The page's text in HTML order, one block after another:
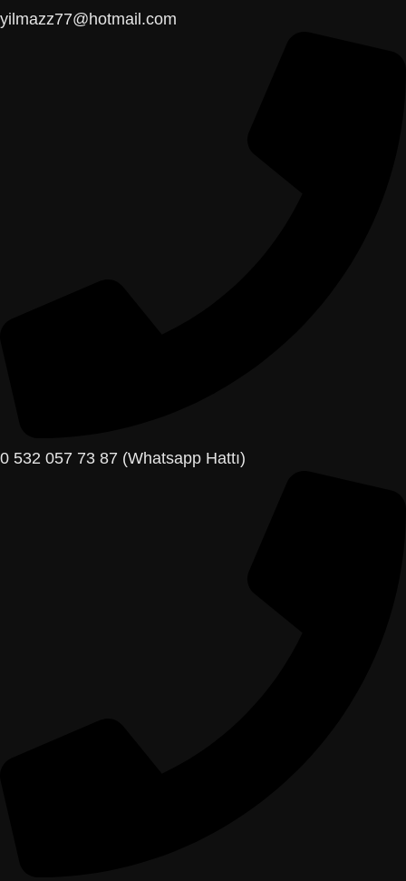
yilmazz77@hotmail.com
0 532 057 73 87 (Whatsapp Hattı)